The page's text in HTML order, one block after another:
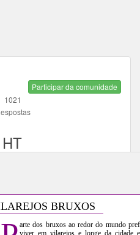
Participar da comunidade
1021
BRUXOS
arte dos bruxos ao redor do mundo
viver em vilarejos e longe da cidade